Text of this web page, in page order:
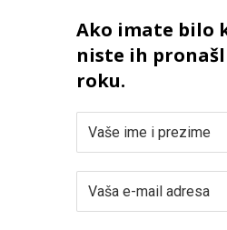
Ako imate bilo
niste ih
roku.